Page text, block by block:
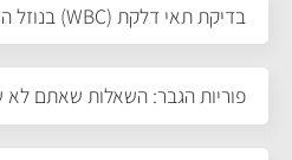
בדיקת תאי דלקת (WBC) בנוזל הזרע
פוריות הגבר: השאלות שאתם לא